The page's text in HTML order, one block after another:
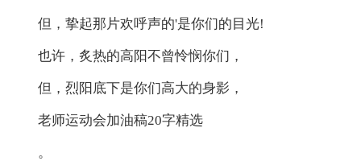
但，挚起那片欢呼声的'是你们的目光!
也许，炙热的高阳不曾怜悯你们，
但，烈阳底下是你们高大的身影，
老师运动会加油稿20字精选
。